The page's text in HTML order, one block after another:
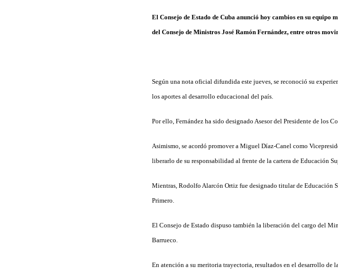
El Consejo de Estado de Cuba anunció hoy cambios en su
del Consejo de Ministros José Ramón Fernández, entre otros
Según una nota oficial difundida este jueves, se reconoció su
los aportes al desarrollo educacional del país.
Por ello, Fernández ha sido designado Asesor del Presidente de los
Asimismo, se acordó promover a Miguel Díaz-Canel como
liberarlo de su responsabilidad al frente de la cartera de Educación
Mientras, Rodolfo Alarcón Ortiz fue designado titular de Educación
Primero.
El Consejo de Estado dispuso también la liberación del cargo del
Barrueco.
En atención a su meritoria trayectoria, resultados en el desarrollo